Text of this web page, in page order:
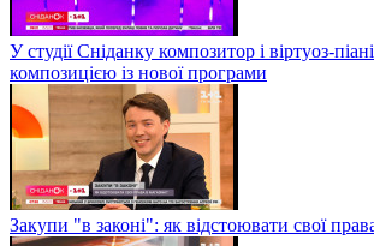
У студії Сніданку композитор і віртуоз-
композицією із нової програми
Закупи "в законі": як відстоювати свої